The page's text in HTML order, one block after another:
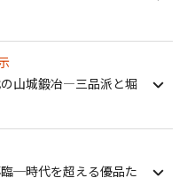
山城鍛冶―三品派と堀
─時代を超える優品た